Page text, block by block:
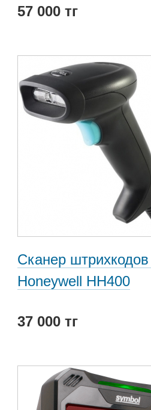
57 000 тг
Сканер
Honeywell HH400
37 000 тг